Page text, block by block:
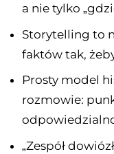
a nie tylko
Storytelling to
faktów tak,
Prosty model
rozmowie:
„Zespół